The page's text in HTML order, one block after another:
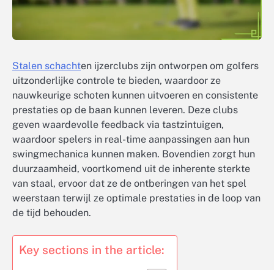
Stalen schachten ijzerclubs zijn ontworpen om golfers
uitzonderlijke controle te bieden, waardoor ze
nauwkeurige schoten kunnen uitvoeren en consistente
prestaties op de baan kunnen leveren. Deze clubs
geven waardevolle feedback via tastzintuigen,
waardoor spelers in real-time aanpassingen aan hun
swingmechanica kunnen maken. Bovendien zorgt hun
duurzaamheid, voortkomend uit de inherente sterkte
van staal, ervoor dat ze de ontberingen van het spel
weerstaan terwijl ze optimale prestaties in de loop van
de tijd behouden.
Key sections in the article: